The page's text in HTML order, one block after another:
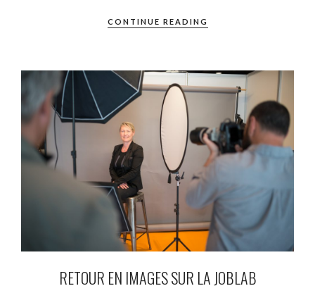
CONTINUE READING
RETOUR EN IMAGES SUR LA JOBLAB